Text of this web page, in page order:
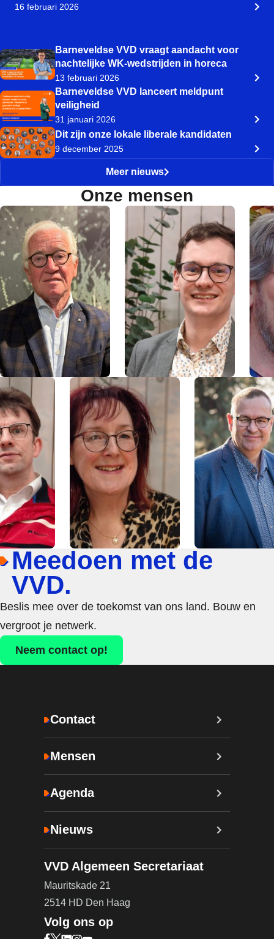
16 februari 2026
Barneveldse VVD vraagt aandacht voor
nachtelijke WK-wedstrijden in horeca
13 februari 2026
Barneveldse VVD lanceert meldpunt
veiligheid
31 januari 2026
Dit zijn onze lokale liberale kandidaten
9 december 2025
Meer nieuws
Onze mensen
Meedoen met de
VVD.
Beslis mee over de toekomst van ons land. Bouw en
vergroot je netwerk.
Neem contact op!
Contact
Mensen
Agenda
Nieuws
VVD Algemeen Secretariaat
Mauritskade 21
2514 HD Den Haag
Volg ons op